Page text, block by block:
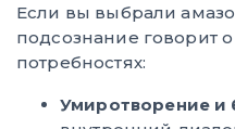
Если вы выбрали
подсознание говорит
потребностях:
Умиротворение и